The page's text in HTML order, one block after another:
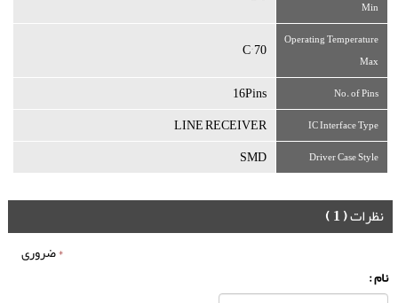
Min
70 °C
Operating Temperature
Max
16Pins No. of Pins
LINE RECEIVER IC Interface Type
SMD Driver Case Style
نظرات( 1 )
*ضروری
نام :